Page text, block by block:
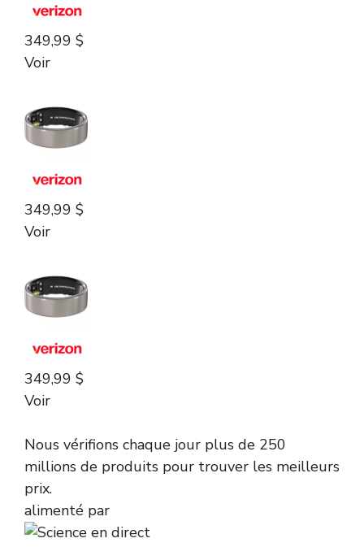
349,99 $
Voir
349,99 $
Voir
349,99 $
Voir
Nous vérifions chaque jour plus de 250
millions de produits pour trouver les meilleurs
prix.
alimenté par